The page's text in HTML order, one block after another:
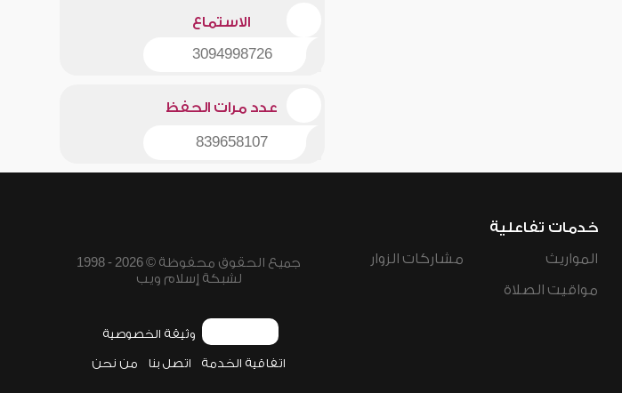
الاستماع
3094998726
عدد مرات الحفظ
839658107
خدمات تفاعلية
المواريث
مواقيت الصلاة
مشاركات الزوار
جميع الحقوق محفوظة © 2026 - 1998
لشبكة إسلام ويب
وثيقة الخصوصية
اتفاقية الخدمة اتصل بنا من نحن